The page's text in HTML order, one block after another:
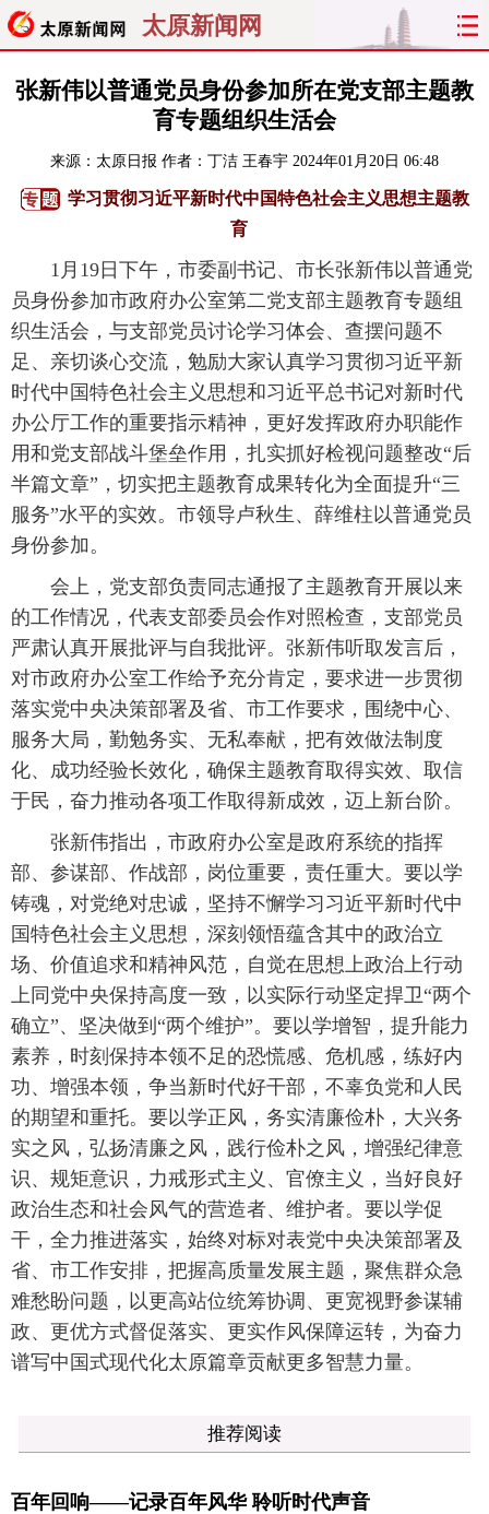
太原新闻网
首页 聚焦 太原 山西
关注 文明
纵横 曝光 综合 专题
看天下 晋月读 最太原 网罗民生
太原日报 太原晚报 热评 社区
张新伟以普通党员身份参加所在党支部主题教
育专题组织生活会
来源： 太原日报 作者：丁洁 王春宇 2024年01月20日 06:48
学习贯彻习近平新时代中国特色社会主义思想主题教
育
1月19日下午，市委副书记、市长张新伟以普通党
员身份参加市政府办公室第二党支部主题教育专题组
织生活会，与支部党员讨论学习体会、查摆问题不
足、亲切谈心交流，勉励大家认真学习贯彻习近平新
时代中国特色社会主义思想和习近平总书记对新时代
办公厅工作的重要指示精神，更好发挥政府办职能作
用和党支部战斗堡垒作用，扎实抓好检视问题整改“后
半篇文章”，切实把主题教育成果转化为全面提升“三
服务”水平的实效。市领导卢秋生、薛维柱以普通党员
身份参加。
会上，党支部负责同志通报了主题教育开展以来
的工作情况，代表支部委员会作对照检查，支部党员
严肃认真开展批评与自我批评。张新伟听取发言后，
对市政府办公室工作给予充分肯定，要求进一步贯彻
落实党中央决策部署及省、市工作要求，围绕中心、
服务大局，勤勉务实、无私奉献，把有效做法制度
化、成功经验长效化，确保主题教育取得实效、取信
于民，奋力推动各项工作取得新成效，迈上新台阶。
张新伟指出，市政府办公室是政府系统的指挥
部、参谋部、作战部，岗位重要，责任重大。要以学
铸魂，对党绝对忠诚，坚持不懈学习习近平新时代中
国特色社会主义思想，深刻领悟蕴含其中的政治立
场、价值追求和精神风范，自觉在思想上政治上行动
上同党中央保持高度一致，以实际行动坚定捍卫“两个
确立”、坚决做到“两个维护”。要以学增智，提升能力
素养，时刻保持本领不足的恐慌感、危机感，练好内
功、增强本领，争当新时代好干部，不辜负党和人民
的期望和重托。要以学正风，务实清廉俭朴，大兴务
实之风，弘扬清廉之风，践行俭朴之风，增强纪律意
识、规矩意识，力戒形式主义、官僚主义，当好良好
政治生态和社会风气的营造者、维护者。要以学促
干，全力推进落实，始终对标对表党中央决策部署及
省、市工作安排，把握高质量发展主题，聚焦群众急
难愁盼问题，以更高站位统筹协调、更宽视野参谋辅
政、更优方式督促落实、更实作风保障运转，为奋力
谱写中国式现代化太原篇章贡献更多智慧力量。
推荐阅读
百年回响——记录百年风华 聆听时代声音